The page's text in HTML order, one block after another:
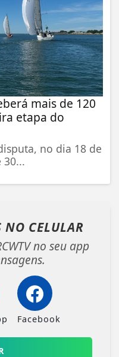
mais de 120
etapa do
no dia 18 de
30...
NO CELULAR
no seu app
Facebook